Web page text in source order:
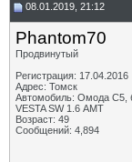
08.01.2019, 21:12
Phantom70
Продвинутый
Регистрация: 17.04.2016
Адрес: Томск
Автомобиль: Омода С5,
VESTA SW 1.6 АМТ
Возраст: 49
Сообщений: 4,894